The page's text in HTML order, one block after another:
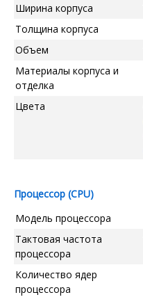
Ширина корпуса
Толщина корпуса
Объем
Материалы корпуса и
отделка
Цвета
Процессор (CPU)
Модель процессора
Тактовая частота
процессора
Количество ядер
процессора